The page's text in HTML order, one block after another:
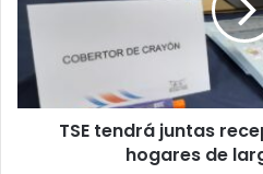
de
votos
en
hogares
de
TSE tendrá juntas
hogares de